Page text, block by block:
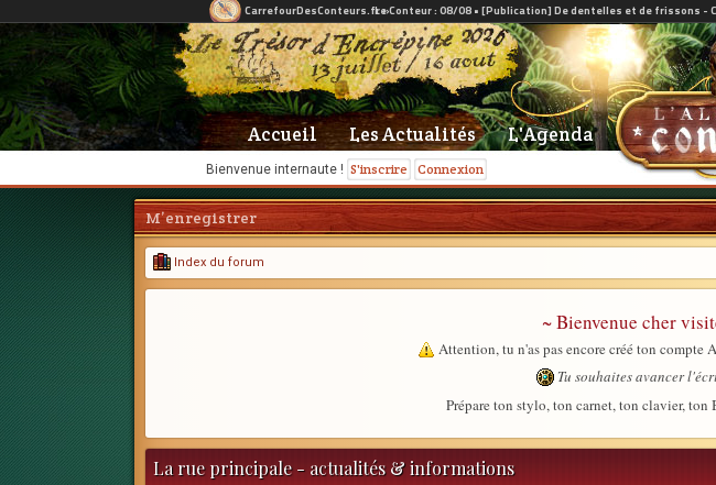
Bienvenue internaute ! S'inscrire Connexion
Accueil Les Actualités L'Agenda
M’enregistrer
Index du forum
~ Bienvenue cher
Attention, tu n'as pas encore créé ton compte
Tu souhaites avancer
Prépare ton stylo, ton carnet, ton clavier, ton
La rue principale - actualités & informations